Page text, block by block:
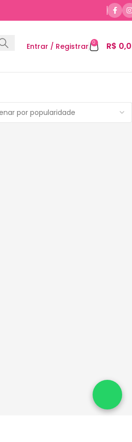
Entrar / Registrar 0 R$